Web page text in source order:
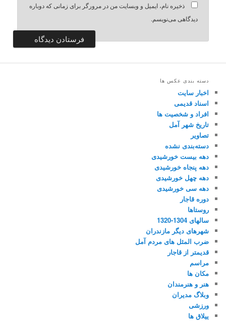
ذخیره نام، ایمیل و وبسایت من در مرورگر برای زمانی که دوباره
دیدگاهی می‌نویسم.
دسته بندی عکس ها
اخبار سایت
اسناد قدیمی
افراد و شخصیت ها
تاریخ شهر آمل
تصاویر
دسته‌بندی نشده
دهه بیست خورشیدی
دهه پنجاه خورشیدی
دهه چهل خورشیدی
دهه سی خورشیدی
دوره قاجار
روستاها
سالهای 1304-1320
شهرهای دیگر مازندران
ضرب المثل های مردم آمل
قدیمتر از قاجار
مراسم
مکان ها
هنر و هنرمندان
وبلاگ مدیران
ورزشی
ییلاق ها